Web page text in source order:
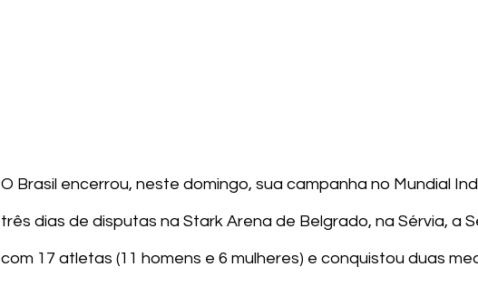
O Brasil encerrou, neste domingo, sua campanha no Mundial
três dias de disputas na Stark Arena de Belgrado, na Sérvia, a
com 17 atletas (11 homens e 6 mulheres) e conquistou duas